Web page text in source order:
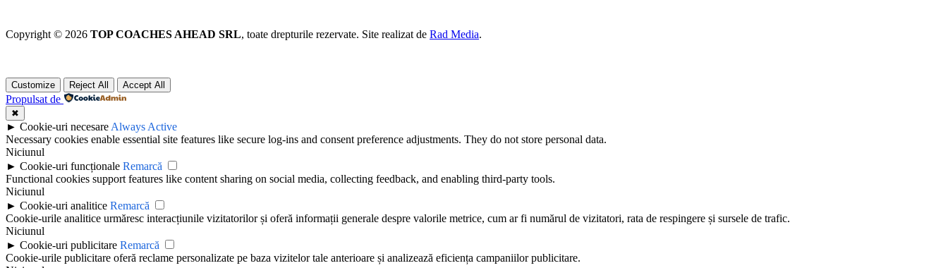
Copyright © 2026 TOP COACHES AHEAD SRL, toate drepturile rezervate. Site realizat de Rad Media.
Customize Reject All Accept All
Propulsat de
✖
► Cookie-uri necesare Always Active
Necessary cookies enable essential site features like secure log-ins and consent preference adjustments. They do not store personal data.
Niciunul
► Cookie-uri funcționale Remarcă
Functional cookies support features like content sharing on social media, collecting feedback, and enabling third-party tools.
Niciunul
► Cookie-uri analitice Remarcă
Cookie-urile analitice urmăresc interacțiunile vizitatorilor și oferă informații generale despre valorile metrice, cum ar fi numărul de vizitatori, rata de respingere și sursele de trafic.
Niciunul
► Cookie-uri publicitare Remarcă
Cookie-urile publicitare oferă reclame personalizate pe baza vizitelor tale anterioare și analizează eficiența campaniilor publicitare.